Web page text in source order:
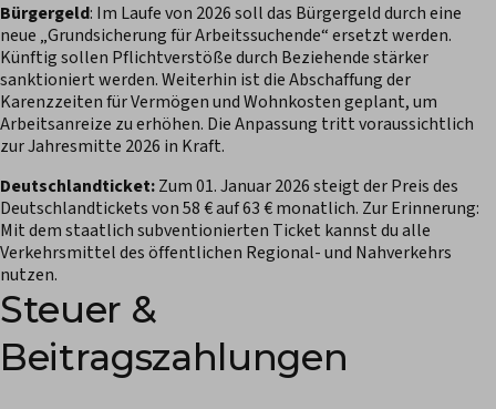
Bürgergeld: Im Laufe von 2026 soll das Bürgergeld durch eine
neue „Grundsicherung für Arbeitssuchende“ ersetzt werden.
Künftig sollen Pflichtverstöße durch Beziehende stärker
sanktioniert werden. Weiterhin ist die Abschaffung der
Karenzzeiten für Vermögen und Wohnkosten geplant, um
Arbeitsanreize zu erhöhen. Die Anpassung tritt voraussichtlich
zur Jahresmitte 2026 in Kraft.
Deutschlandticket:Zum 01. Januar 2026 steigt der Preis des
Deutschlandtickets von 58 € auf 63 € monatlich. Zur Erinnerung:
Mit dem staatlich subventionierten Ticket kannst du alle
Verkehrsmittel des öffentlichen Regional- und Nahverkehrs
nutzen.
Steuer &
Beitragszahlungen